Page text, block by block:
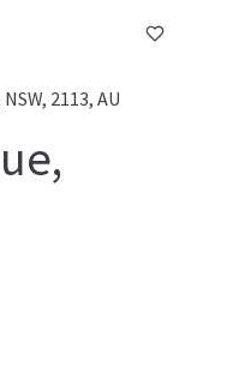
2113, AU